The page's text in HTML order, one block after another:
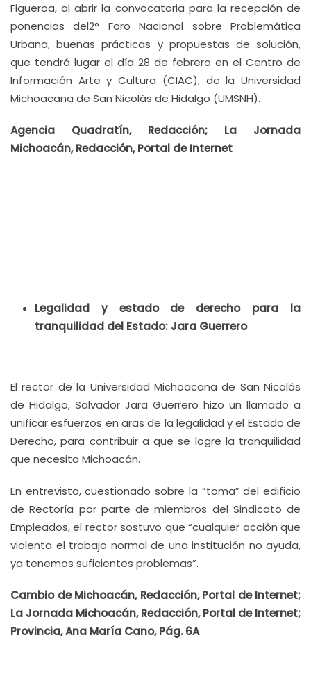
Figueroa, al abrir la convocatoria para la recepción de
ponencias del2° Foro Nacional sobre Problemática
Urbana, buenas prácticas y propuestas de solución,
que tendrá lugar el día 28 de febrero en el Centro de
Información Arte y Cultura (CIAC), de la Universidad
Michoacana de San Nicolás de Hidalgo (UMSNH).
Agencia Quadratín, Redacción; La Jornada
Michoacán, Redacción, Portal de Internet
Legalidad y estado de derecho para la
tranquilidad del Estado: Jara Guerrero
El rector de la Universidad Michoacana de San Nicolás
de Hidalgo, Salvador Jara Guerrero hizo un llamado a
unificar esfuerzos en aras de la legalidad y el Estado de
Derecho, para contribuir a que se logre la tranquilidad
que necesita Michoacán.
En entrevista, cuestionado sobre la “toma” del edificio
de Rectoría por parte de miembros del Sindicato de
Empleados, el rector sostuvo que “cualquier acción que
violenta el trabajo normal de una institución no ayuda,
ya tenemos suficientes problemas”.
Cambio de Michoacán, Redacción, Portal de Internet;
La Jornada Michoacán, Redacción, Portal de Internet;
Provincia, Ana María Cano, Pág. 6A